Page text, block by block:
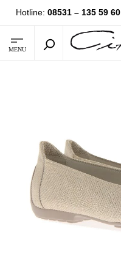
Hotline: 08531 – 135 59 60
MENU